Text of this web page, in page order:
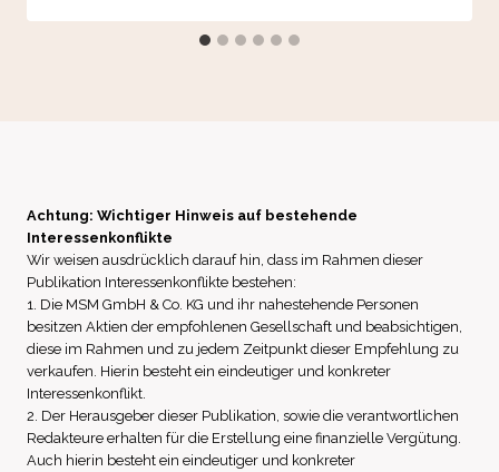
Achtung: Wichtiger Hinweis auf bestehende
Interessenkonflikte
Wir weisen ausdrücklich darauf hin, dass im Rahmen dieser
Publikation Interessenkonflikte bestehen:
1. Die MSM GmbH & Co. KG und ihr nahestehende Personen
besitzen Aktien der empfohlenen Gesellschaft und beabsichtigen,
diese im Rahmen und zu jedem Zeitpunkt dieser Empfehlung zu
verkaufen. Hierin besteht ein eindeutiger und konkreter
Interessenkonflikt.
2. Der Herausgeber dieser Publikation, sowie die verantwortlichen
Redakteure erhalten für die Erstellung eine finanzielle Vergütung.
Auch hierin besteht ein eindeutiger und konkreter